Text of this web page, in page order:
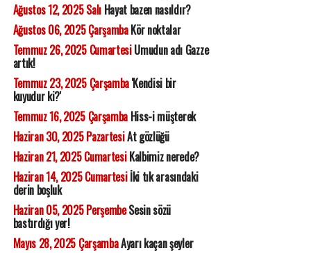
Ağustos 12, 2025 SalıHayat bazen nasıldır?
Ağustos 06, 2025 ÇarşambaKör noktalar
Temmuz 26, 2025 CumartesiUmudun adı Gazze
artık!
Temmuz 23, 2025 Çarşamba'Kendisi bir
kuyudur ki?'
Temmuz 16, 2025 ÇarşambaHiss-i müşterek
Haziran 30, 2025 PazartesiAt gözlüğü
Haziran 21, 2025 CumartesiKalbimiz nerede?
Haziran 14, 2025 Cumartesiİki tık arasındaki
derin boşluk
Haziran 05, 2025 PerşembeSesin sözü
bastırdığı yer!
Mayıs 28, 2025 ÇarşambaAyarı kaçan şeyler